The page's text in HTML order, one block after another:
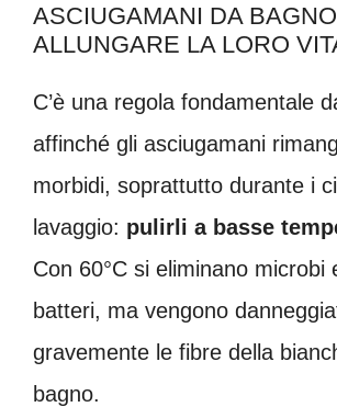
ASCIUGAMANI DA
ALLUNGARE LA LORO
C’è una regola fondamentale
affinché gli asciugamani
morbidi, soprattutto durante i
lavaggio: pulirli a basse
Con 60°C si eliminano microbi
batteri, ma vengono
gravemente le fibre della
bagno.